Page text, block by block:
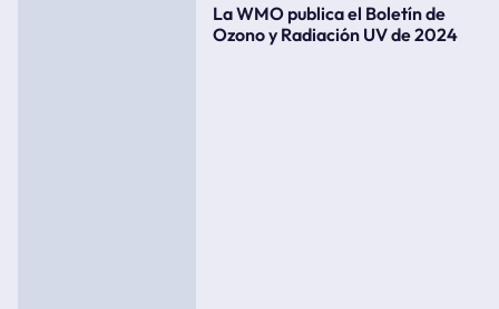
La WMO publica el Boletín de
Ozono y Radiación UV de 2024